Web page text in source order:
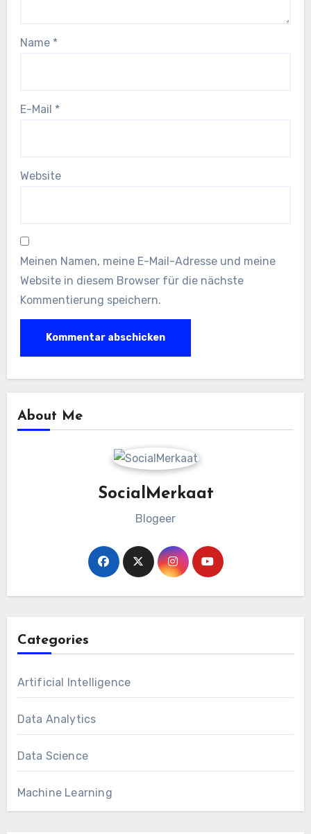
Name *
E-Mail *
Website
Meinen Namen, meine E-Mail-Adresse und meine
Website in diesem Browser für die nächste
Kommentierung speichern.
About Me
SocialMerkaat
Blogeer
Categories
Artificial Intelligence
Data Analytics
Data Science
Machine Learning